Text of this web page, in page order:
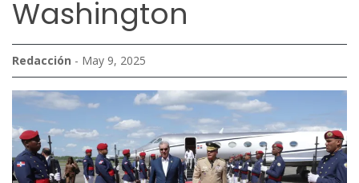
Washington
Redacción - May 9, 2025